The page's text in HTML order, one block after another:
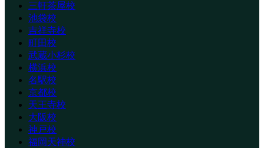
三軒茶屋校
池袋校
吉祥寺校
町田校
武蔵小杉校
横浜校
名駅校
京都校
天王寺校
大阪校
神戸校
福岡天神校